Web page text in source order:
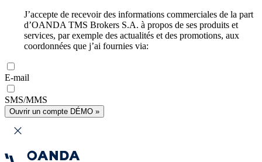
J’accepte de recevoir des informations commerciales de la part
d’OANDA TMS Brokers S.A. à propos de ses produits et
services, par exemple des actualités et des promotions, aux
coordonnées que j’ai fournies via:
E-mail
SMS/MMS
Ouvrir un compte DÉMO »